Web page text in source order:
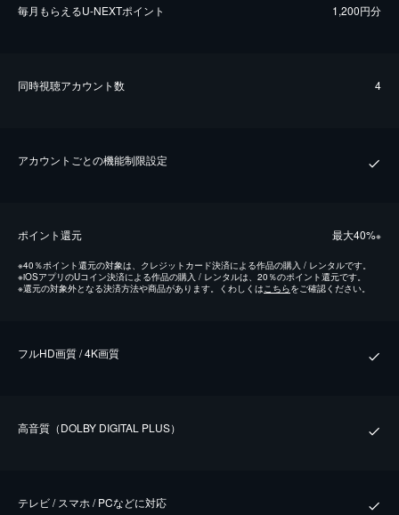
毎⽉もらえるU-NEXTポイント 1,200円分
同時視聴アカウント数 4
アカウントごとの機能制限設定
ポイント還元 最⼤40%※
※40％ポイント還元の対象は、クレジットカード決済による作品の購入 / レンタルです。
※iOSアプリのUコイン決済による作品の購入 / レンタルは、20％のポイント還元です。
※還元の対象外となる決済方法や商品があります。くわしくはこちらをご確認ください。
フルHD画質 / 4K画質
⾼⾳質（DOLBY DIGITAL PLUS）
テレビ / スマホ / PCなどに対応